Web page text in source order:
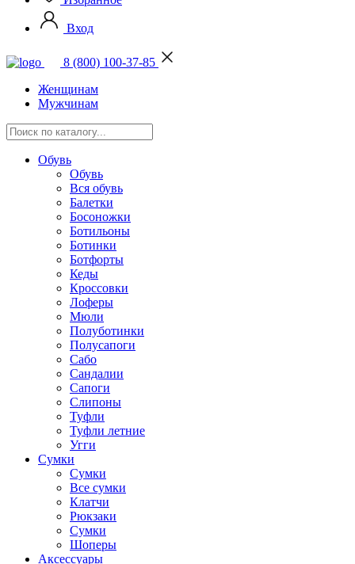
Вход
8 (800) 100-37-85
Женщинам
Мужчинам
Обувь
Обувь
Вся обувь
Балетки
Босоножки
Ботильоны
Ботинки
Ботфорты
Кеды
Кроссовки
Лоферы
Мюли
Полуботинки
Полусапоги
Сабо
Сандалии
Сапоги
Слипоны
Туфли
Туфли летние
Угги
Сумки
Сумки
Все сумки
Клатчи
Рюкзаки
Сумки
Шоперы
Аксессуары